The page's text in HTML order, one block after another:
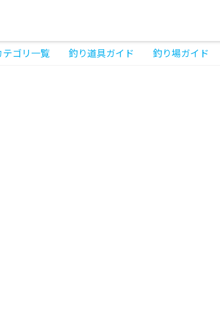
テゴリ一覧 釣り道具ガイド 釣り場ガイド